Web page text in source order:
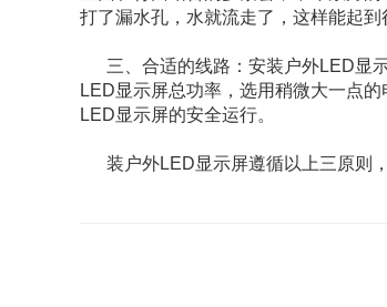
打了漏水孔，水就流走了，这样能起
三、合适的线路：安装户外LED显
LED显示屏总功率，选用稍微大一点
LED显示屏的安全运行。
装户外LED显示屏遵循以上三原则，